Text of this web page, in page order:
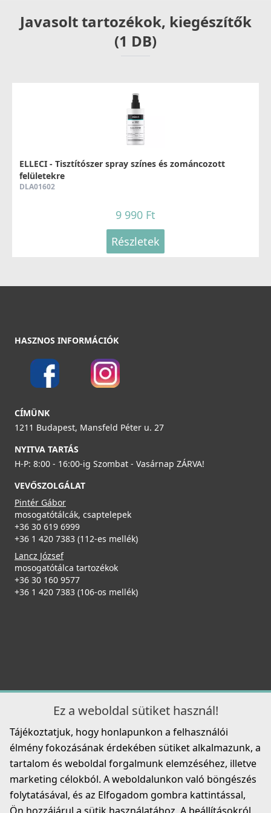
anyaghasználat pedig garantálja a hosszú élettartamot és a
megbízható működést. Válassza a minőséget és a biztonságot
Javasolt tartozékok, kiegészítők
(1 DB)
ELLECI - Tisztítószer spray színes és zománcozott
felületekre
DLA01602
9 990 Ft
Részletek
HASZNOS INFORMÁCIÓK
CÍMÜNK
1211 Budapest, Mansfeld Péter u. 27
NYITVA TARTÁS
H-P: 8:00 - 16:00-ig Szombat - Vasárnap ZÁRVA!
VEVŐSZOLGÁLAT
Pintér Gábor
mosogatótálcák, csaptelepek
+36 30 619 6999
+36 1 420 7383 (112-es mellék)
Lancz József
mosogatótálca tartozékok
+36 30 160 9577
+36 1 420 7383 (106-os mellék)
Ez a weboldal sütiket használ!
Tájékoztatjuk, hogy honlapunkon a felhasználói
élmény fokozásának érdekében sütiket alkalmazunk, a
tartalom és weboldal forgalmunk elemzéséhez, illetve
marketing célokból. A weboldalunkon való böngészés
folytatásával, és az Elfogadom gombra kattintással,